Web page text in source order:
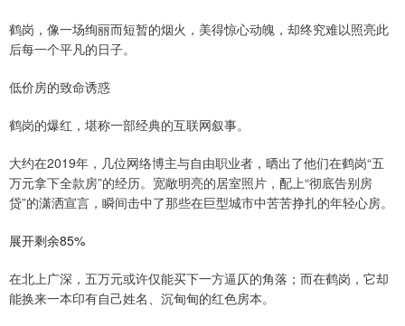
鹤岗，像一场绚丽而短暂的烟火，美得惊心动魄，却终究难以照亮此
后每一个平凡的日子。
低价房的致命诱惑
鹤岗的爆红，堪称一部经典的互联网叙事。
大约在2019年，几位网络博主与自由职业者，晒出了他们在鹤岗“五
万元拿下全款房”的经历。宽敞明亮的居室照片，配上“彻底告别房
贷”的潇洒宣言，瞬间击中了那些在巨型城市中苦苦挣扎的年轻心房。
展开剩余85%
在北上广深，五万元或许仅能买下一方逼仄的角落；而在鹤岗，它却
能换来一本印有自己姓名、沉甸甸的红色房本。